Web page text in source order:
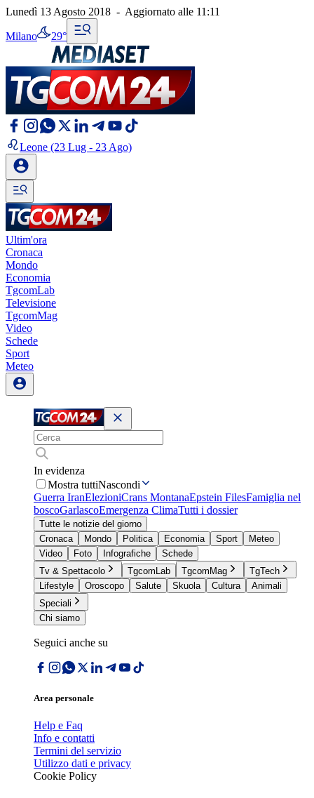
Lunedì 13 Agosto 2018 - Aggiornato alle 11:11
Milano 29°
Leone (23 Lug - 23 Ago)
Ultim'ora
Cronaca
Mondo
Economia
TgcomLab
Televisione
TgcomMag
Video
Schede
Sport
Meteo
In evidenza
Mostra tuttiNascondi
Guerra IranElezioniCrans MontanaEpstein FilesFamiglia nel
boscoGarlascoEmergenza ClimaTutti i dossier
Tutte le notizie del giorno
Cronaca
Mondo Politica Economia Sport
Meteo
Video
Foto Infografiche
Schede
Tv & Spettacolo
TgcomLab TgcomMag
TgTech
Lifestyle
Oroscopo Salute Skuola Cultura
Animali
Speciali
Chi siamo
Seguici anche su
Area personale
Help e Faq
Info e contatti
Termini del servizio
Utilizzo dati e privacy
Cookie Policy